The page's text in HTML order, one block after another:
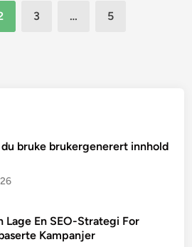
3 … 5
du bruke brukergenerert innhold
Lage En SEO-Strategi For
Kampanjer